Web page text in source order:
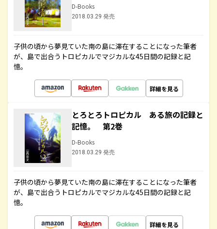
D-Books
2018.03.29 発売
子供の頃から夢見ていた南の島に滞在することになった筆者
が、島で出合うトロピカルでマジカルな45日間の記録と記
憶。
詳細を見る
とろとろトロピカル ある旅の記録と
記憶。 第2巻
D-Books
2018.03.29 発売
子供の頃から夢見ていた南の島に滞在することになった筆者
が、島で出合うトロピカルでマジカルな45日間の記録と記
憶。
詳細を見る